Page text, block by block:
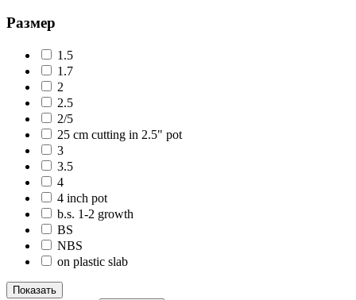
Размер
1.5
1.7
2
2.5
2/5
25 cm cutting in 2.5" pot
3
3.5
4
4 inch pot
b.s. 1-2 growth
BS
NBS
on plastic slab